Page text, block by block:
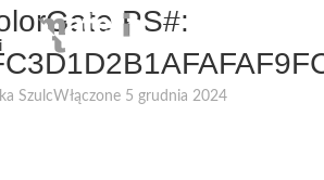
PS#:
SzulcWłączone 5 grudnia 2024